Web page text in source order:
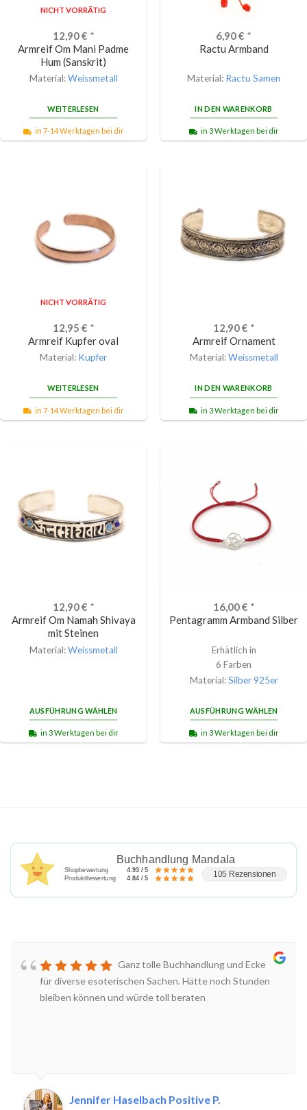
NICHT VORRÄTIG
12,90€ *
Armreif Om Mani Padme
Hum (Sanskrit)
Material:Weissmetall
WEITERLESEN
in 7-14 Werktagen bei dir
6,90€ *
Ractu Armband
Material: Ractu Samen
IN DEN WARENKORB
in 3 Werktagen bei dir
NICHT VORRÄTIG
12,95 € *
Armreif Kupfer oval
Material: Kupfer
WEITERLESEN
in 7-14 Werktagen bei dir
12,90€ *
Armreif Ornament
Material:Weissmetall
IN DEN WARENKORB
in 3 Werktagen bei dir
12,90€ *
Armreif Om Namah Shivaya
mit Steinen
Material:Weissmetall
AUSFÜHRUNG WÄHLEN
in 3 Werktagen bei dir
16,00€ *
Pentagramm Armband Silber
Erhätlich in
6 Farben
Material:Silber 925er
AUSFÜHRUNG WÄHLEN
in 3 Werktagen bei dir
Buchhandlung Mandala
Shopbewertung 4.93 / 5
Produktbewertung 4.84 / 5 105 Rezensionen
Ganz tolle Buchhandlung und Ecke
für diverse esoterischen Sachen. Hätte noch Stunden
bleiben können und würde toll beraten
Jennifer Haselbach Positive P.